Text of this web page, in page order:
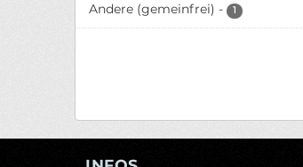
Andere (gemeinfrei) - 1